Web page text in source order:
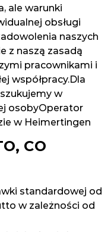
ale warunki
obsługi
naszych
z naszą zasadą
pracownikami i
współpracy.Dla
w
osobyOperator
w Heimertingen
CO
standardowej od
w zależności od